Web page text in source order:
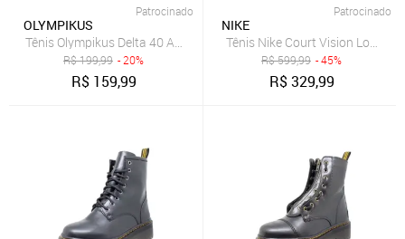
Patrocinado
OLYMPIKUS
Tênis Olympikus Delta 40 Azul
R$199,99 - 20%
R$ 159,99
Patrocinado
NIKE
Tênis Nike Court Vision Low
R$599,99 - 45%
R$329,99